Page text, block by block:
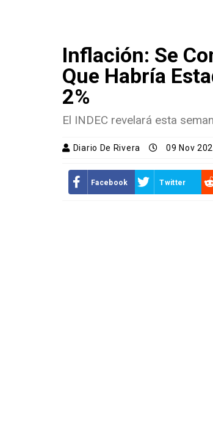
Inflación: Se
Que Habría
2%
El INDEC revelará esta
Diario De Rivera 09 Nov
Facebook Twitter